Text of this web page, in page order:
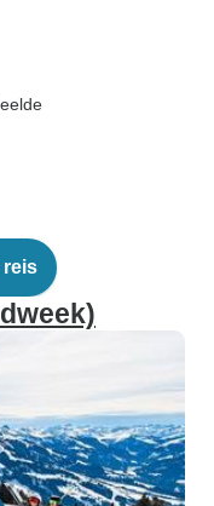
reis